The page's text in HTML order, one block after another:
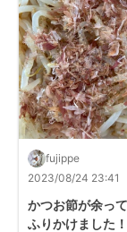
fujippe
2023/08/24 23:41
かつお節が余っ
ふりかけました